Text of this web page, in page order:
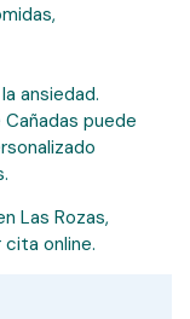
ansiedad.
puede
Las Rozas,
cita online.